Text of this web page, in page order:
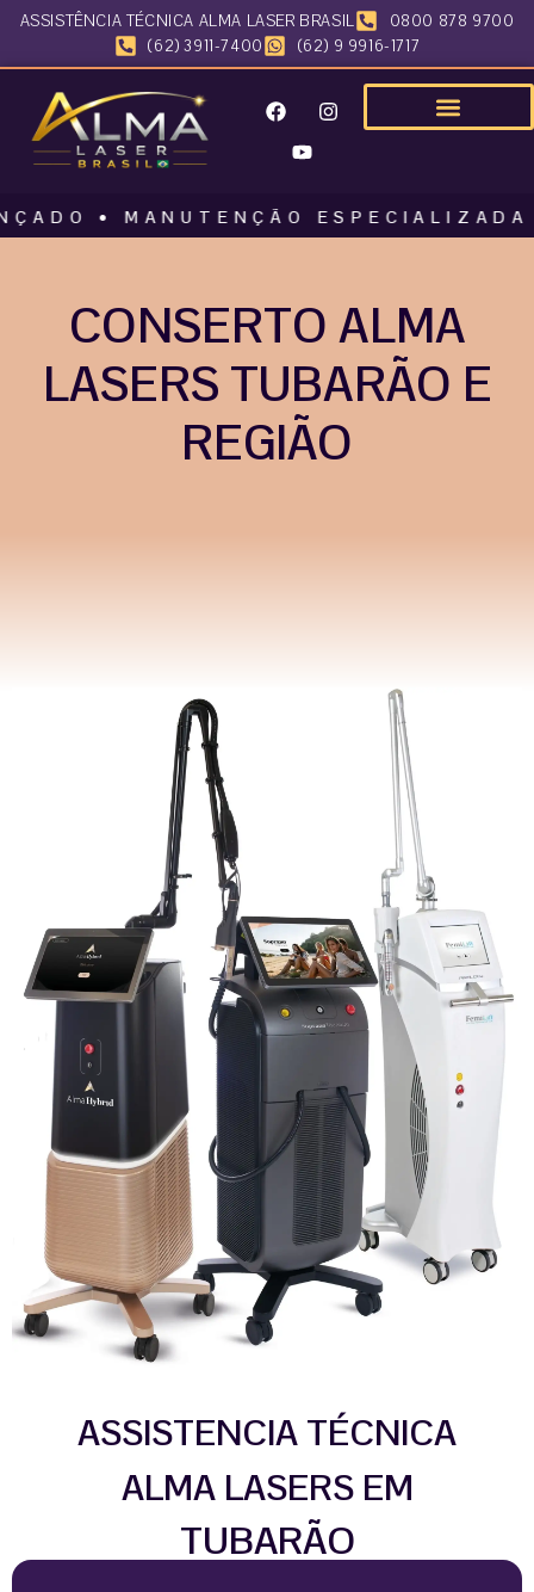
ASSISTÊNCIA TÉCNICA ALMA LASER BRASIL
0800 878 9700
(62) 3911-7400
(62) 9 9916-1717
• MANUTENÇÃO ESPECIALIZADA
CONSERTO ALMA
LASERS TUBARÃO E
REGIÃO
ASSISTENCIA TÉCNICA
ALMA LASERS EM
TUBARÃO